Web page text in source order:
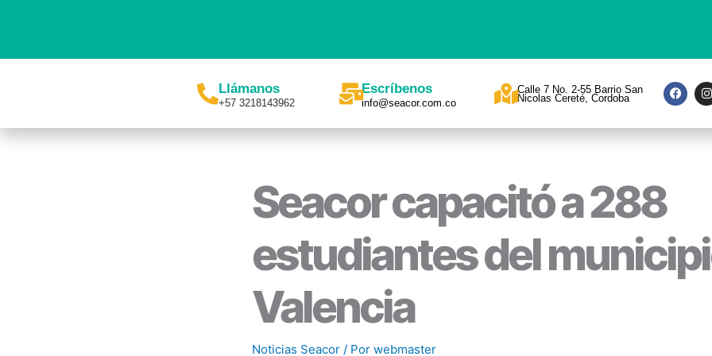
Llámanos
+57 3218143962
Escríbenos
info@seacor.com.co
Calle 7 No. 2-55 Barrio San
Nicolas Cereté, Cordoba
F
a
c
I
n
s
Seacor capacitó a 288
estudiantes del
Valencia
Noticias Seacor / Por webmaster